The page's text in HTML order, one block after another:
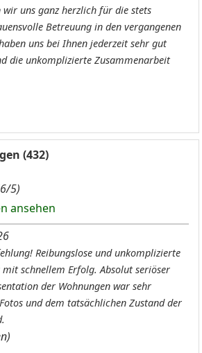
wir uns ganz herzlich für die stets
Betreuung in den vergangenen
uns bei Ihnen jederzeit sehr gut
die unkomplizierte Zusammenarbeit
(432)
5)
ansehen
Reibungslose und unkomplizierte
schnellem Erfolg. Absolut seriöser
der Wohnungen war sehr
und dem tatsächlichen Zustand der